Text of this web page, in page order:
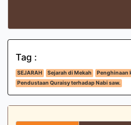
Tag :
SEJARAH Sejarah di Mekah
Penghinaan
Pendustaan Quraisy terhadap Nabi saw.